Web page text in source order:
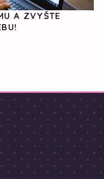
A ZVYŠTE